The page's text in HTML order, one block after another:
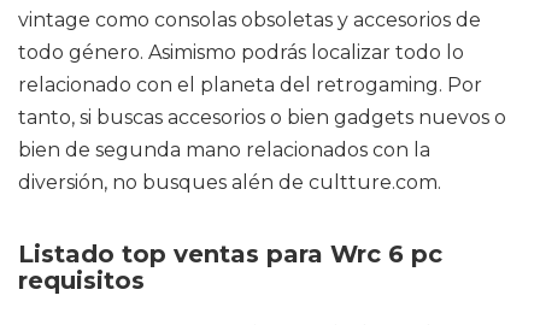
vintage como consolas obsoletas y accesorios de
todo género. Asimismo podrás localizar todo lo
relacionado con el planeta del retrogaming. Por
tanto, si buscas accesorios o bien gadgets nuevos o
bien de segunda mano relacionados con la
diversión, no busques alén de cultture.com.
Listado top ventas para Wrc 6 pc
requisitos